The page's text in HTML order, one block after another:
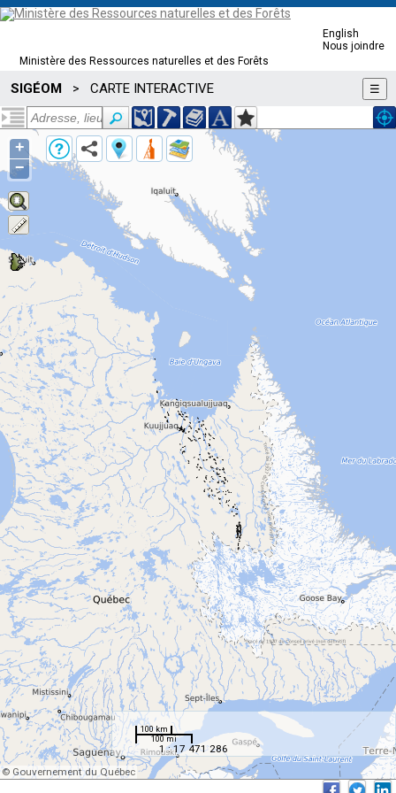
Ministère des Ressources naturelles et des Forêts
English
Nous joindre
SIGÉOM > CARTE INTERACTIVE ☰
100 km
100 mi
1 : 17 471 286
© Gouvernement du Québec
+
−